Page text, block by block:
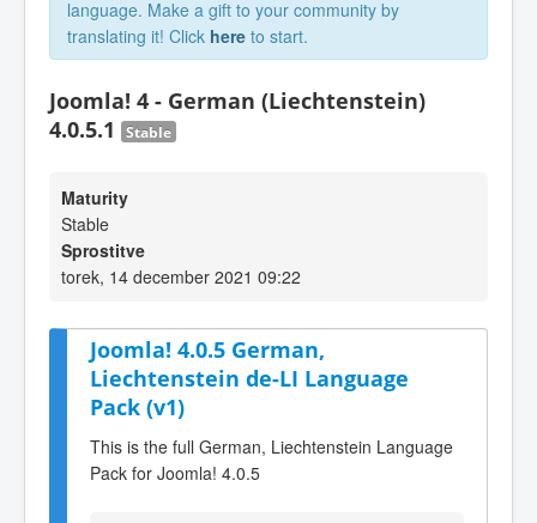
language. Make a gift to your community by
translating it! Click here to start.
Joomla! 4 - German (Liechtenstein)
4.0.5.1
Stable
Maturity
Stable
Sprostitve
torek, 14 december 2021 09:22
Joomla! 4.0.5 German,
Liechtenstein de-LI Language
Pack (v1)
This is the full German, Liechtenstein Language
Pack for Joomla! 4.0.5